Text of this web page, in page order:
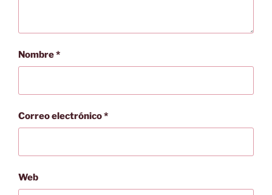
Nombre*
Correo electrónico*
Web